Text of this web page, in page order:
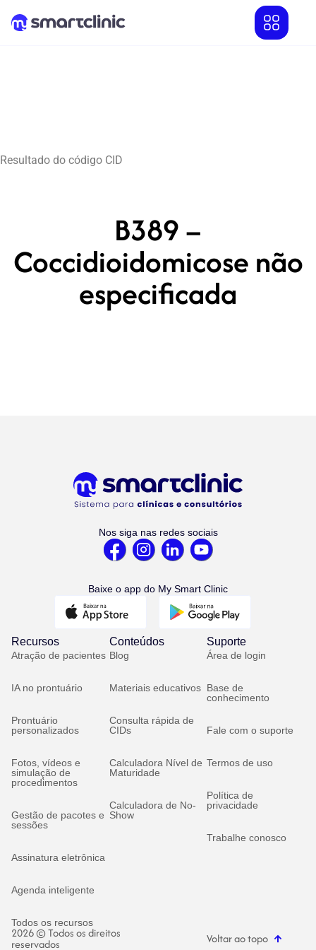
Resultado do código CID
B389 –
Coccidioidomicose não
especificada
Nos siga nas redes sociais
Baixe o app do My Smart Clinic
Recursos
Atração de pacientes
IA no prontuário
Prontuário
personalizados
Fotos, vídeos e
simulação de
procedimentos
Gestão de pacotes e
sessões
Assinatura eletrônica
Agenda inteligente
Todos os recursos
Conteúdos
Blog
Materiais educativos
Consulta rápida de
CIDs
Calculadora Nível de
Maturidade
Calculadora de No-
Show
Suporte
Área de login
Base de
conhecimento
Fale com o suporte
Termos de uso
Política de
privacidade
Trabalhe conosco
2026 © Todos os direitos
reservados Voltar ao topo